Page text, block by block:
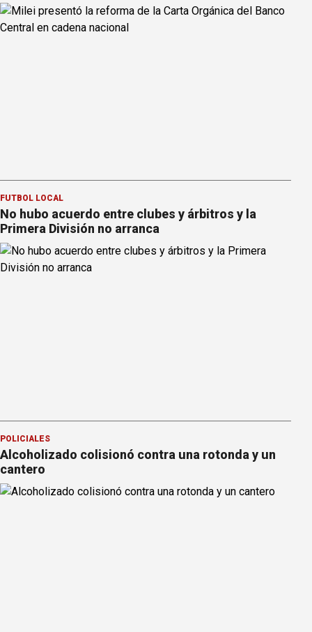
FÚTBOL LOCAL
No hubo acuerdo entre clubes y árbitros y la
Primera División no arranca
POLICIALES
Alcoholizado colisionó contra una rotonda y un
cantero